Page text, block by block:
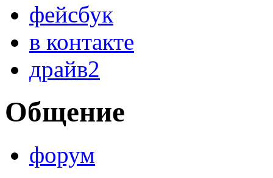
фейсбук
в контакте
драйв2
Общение
форум